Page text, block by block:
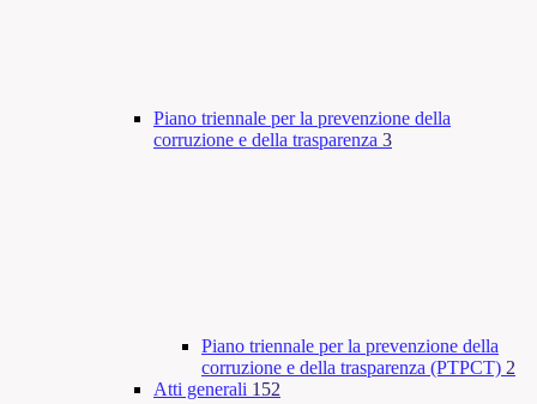
Piano triennale per la prevenzione della
corruzione e della trasparenza 3
Piano triennale per la prevenzione della
corruzione e della trasparenza (PTPCT) 2
Atti generali 152